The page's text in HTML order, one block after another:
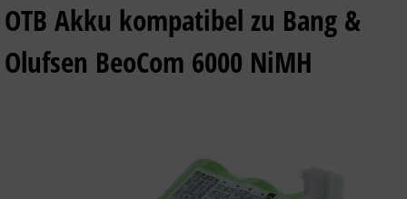
HAUS UND GARTEN
MOBILES LICHT
OTB Akku kompatibel zu Bang &
Olufsen BeoCom 6000 NiMH